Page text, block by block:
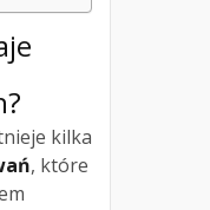
kilka
, które